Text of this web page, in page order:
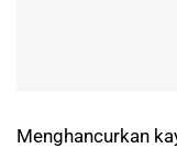
Menghancurkan